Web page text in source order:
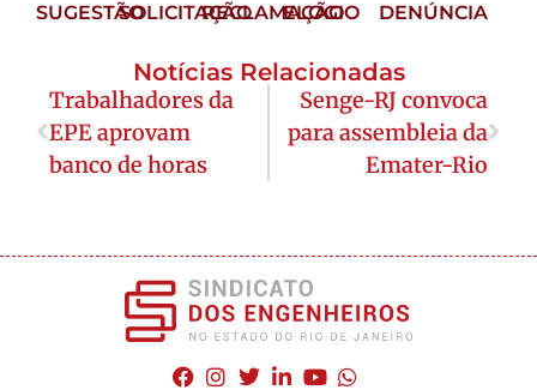
SUGESTÃOSOLICITAÇÃORECLAMAÇÃO
ELOGIO DENÚNCIA
Notícias Relacionadas
Trabalhadores da
EPE aprovam
banco de horas
Senge-RJ convoca
para assembleia da
Emater-Rio